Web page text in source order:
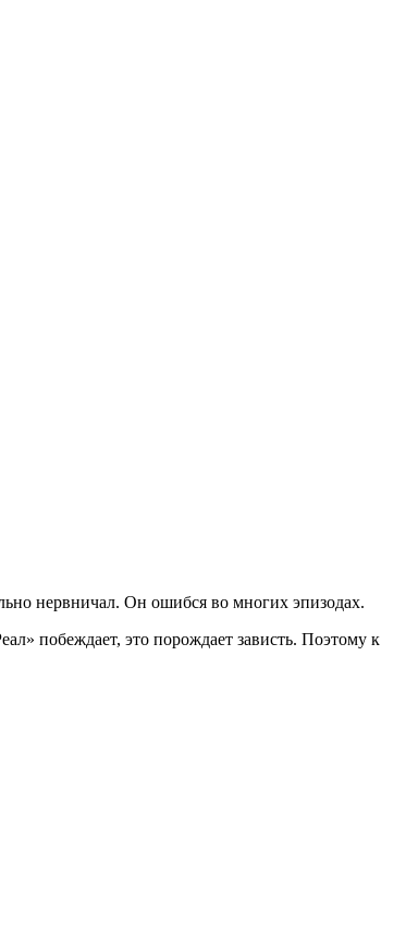
нервничал. Он ошибся во многих эпизодах.
побеждает, это порождает зависть. Поэтому к